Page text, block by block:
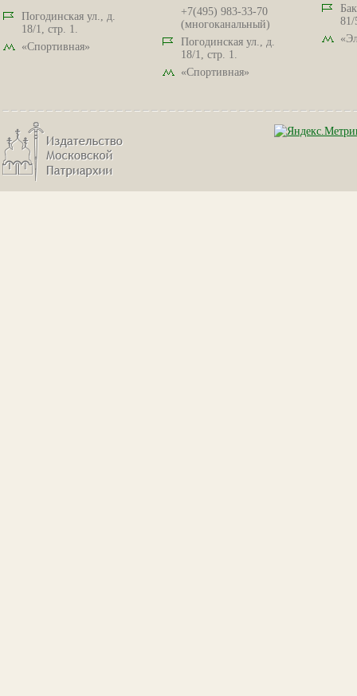
Погодинская ул., д.
18/1, стр. 1.
«Спортивная»
+7(495) 983-33-70
(многоканальный)
Погодинская ул., д.
18/1, стр. 1.
«Спортивная»
81/